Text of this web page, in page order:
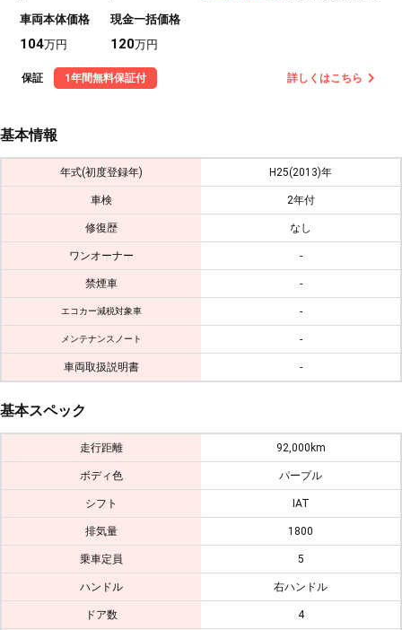
車両本体価格
104万円
現金一括価格
120万円
保証 1年間無料保証付 詳しくはこちら
基本情報
年式(初度登録年) H25(2013)年
車検 2年付
修復歴 なし
ワンオーナー -
禁煙車 -
エコカー減税対象車 -
メンテナンスノート -
車両取扱説明書 -
基本スペック
走行距離 92,000km
ボディ色 パープル
シフト IAT
排気量 1800
乗車定員 5
ハンドル 右ハンドル
ドア数 4